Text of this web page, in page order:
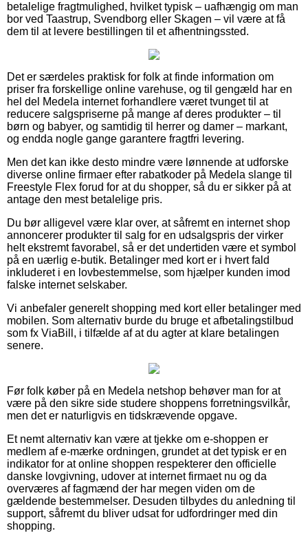
betalelige fragtmulighed, hvilket typisk – uafhængig om man
bor ved Taastrup, Svendborg eller Skagen – vil være at få
dem til at levere bestillingen til et afhentningssted.
Det er særdeles praktisk for folk at finde information om
priser fra forskellige online varehuse, og til gengæld har en
hel del Medela internet forhandlere været tvunget til at
reducere salgspriserne på mange af deres produkter – til
børn og babyer, og samtidig til herrer og damer – markant,
og endda nogle gange garantere fragtfri levering.
Men det kan ikke desto mindre være lønnende at udforske
diverse online firmaer efter rabatkoder på Medela slange til
Freestyle Flex forud for at du shopper, så du er sikker på at
antage den mest betalelige pris.
Du bør alligevel være klar over, at såfremt en internet shop
annoncerer produkter til salg for en udsalgspris der virker
helt ekstremt favorabel, så er det undertiden være et symbol
på en uærlig e-butik. Betalinger med kort er i hvert fald
inkluderet i en lovbestemmelse, som hjælper kunden imod
falske internet selskaber.
Vi anbefaler generelt shopping med kort eller betalinger med
mobilen. Som alternativ burde du bruge et afbetalingstilbud
som fx ViaBill, i tilfælde af at du agter at klare betalingen
senere.
Før folk køber på en Medela netshop behøver man for at
være på den sikre side studere shoppens forretningsvilkår,
men det er naturligvis en tidskrævende opgave.
Et nemt alternativ kan være at tjekke om e-shoppen er
medlem af e-mærke ordningen, grundet at det typisk er en
indikator for at online shoppen respekterer den officielle
danske lovgivning, udover at internet firmaet nu og da
overværes af fagmænd der har megen viden om de
gældende bestemmelser. Desuden tilbydes du anledning til
support, såfremt du bliver udsat for udfordringer med din
shopping.